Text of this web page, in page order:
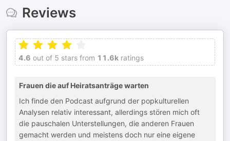
Reviews
4.6 out of 5 stars from 11.6k ratings
Frauen die auf Heiratsanträge warten
Ich finde den Podcast aufgrund der popkulturellen
Analysen relativ interessant, allerdings stören mich oft
die pauschalen Unterstellungen, die anderen Frauen
gemacht werden und meistens doch nur eine eigene